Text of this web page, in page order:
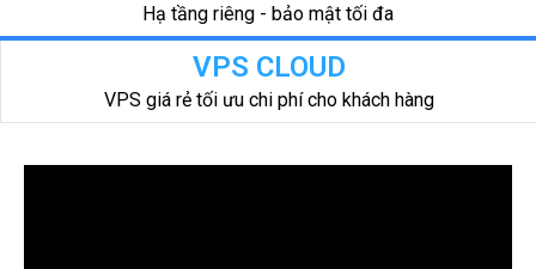
Hạ tầng riêng - bảo mật tối đa
VPS CLOUD
VPS giá rẻ tối ưu chi phí cho khách hàng